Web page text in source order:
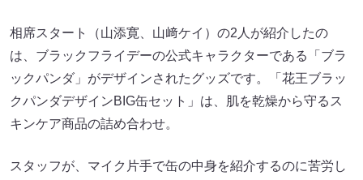
相席スタート（山添寛、山﨑ケイ）の2人が紹介したの
は、ブラックフライデーの公式キャラクターである「ブラ
ックパンダ」がデザインされたグッズです。「花王ブラッ
クパンダデザインBIG缶セット」は、肌を乾燥から守るス
キンケア商品の詰め合わせ。
スタッフが、マイク片手で缶の中身を紹介するのに苦労し